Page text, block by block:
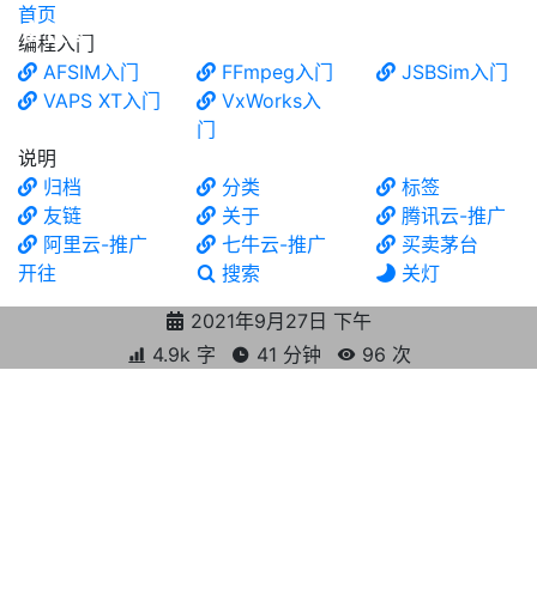
食铁兽
首页
编程入门
AFSIM入门
FFmpeg入门
JSBSim入门
VAPS XT入门
VxWorks入
门
说明
归档
分类
标签
友链
关于
腾讯云-推广
阿里云-推广
七牛云-推广
买卖茅台
开往
搜索
关灯
2021年9月27日 下午
4.9k 字
41 分钟 96 次